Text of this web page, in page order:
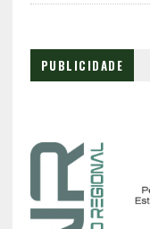
PUBLICIDADE